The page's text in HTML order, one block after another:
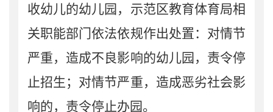
收幼儿的幼儿园， 示范区教育体育局相
关职能部门依法依规作出处置：对情节
严重，造成不良影响的幼儿园，责令停
止招生；对情节严重，造成恶劣社会影
响的，责令停止办园。